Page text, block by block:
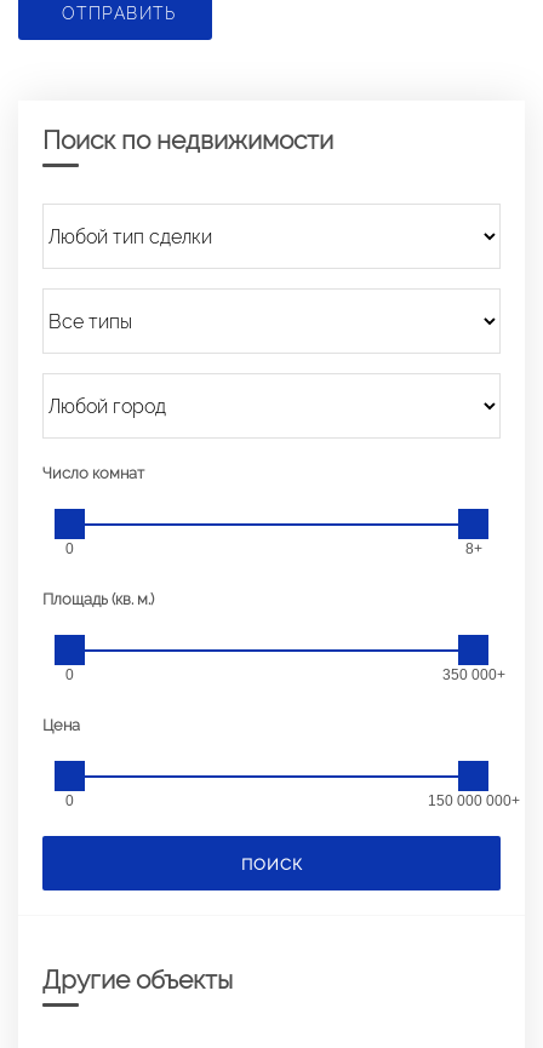
ОТПРАВИТЬ
Поиск по недвижимости
Число комнат
0 8+
Площадь (кв. м.)
0 350 000+
Цена
0 150 000 000+
ПОИСК
Другие объекты